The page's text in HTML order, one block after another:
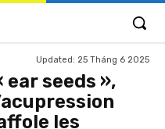
Updated: 25 Tháng 6 2025
ear seeds »,
les